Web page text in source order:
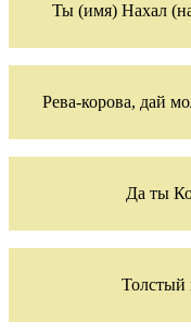
Ты (имя) Нахал
Рева-корова, дай
Да ты
Толстый